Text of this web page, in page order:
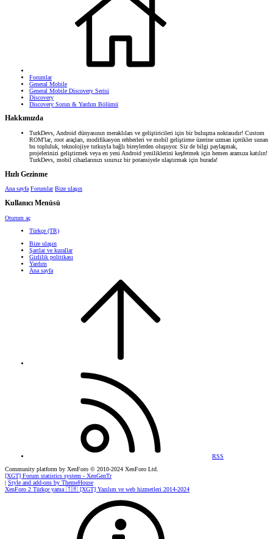
Forumlar
General Mobile
General Mobile Discovery Serisi
Discovery
Discovery Sorun & Yardım Bölümü
Hakkımızda
TurkDevs, Android dünyasının meraklıları ve geliştiricileri için bir buluşma noktasıdır! Custom
ROM'lar, root araçları, modifikasyon rehberleri ve mobil geliştirme üzerine uzman içerikler sunan
bu topluluk, teknolojiye tutkuyla bağlı bireylerden oluşuyor. Siz de bilgi paylaşmak,
projelerinizi geliştirmek veya en yeni Android yeniliklerini keşfetmek için hemen aramıza katılın!
TurkDevs, mobil cihazlarınızı sınırsız bir potansiyele ulaştırmak için burada!
Hızlı Gezinme
Ana sayfa Forumlar Bize ulaşın
Kullanıcı Menüsü
Oturum aç
Türkçe (TR)
Bize ulaşın
Şartlar ve kurallar
Gizlilik politikası
Yardım
Ana sayfa
RSS
Community platform by XenForo © 2010-2024 XenForo Ltd.
[XGT] Forum statistics system - XenGenTr
| Style and add-ons by ThemeHouse
XenForo 2 Türkçe yama 🇹🇷 [XGT] Yazılım ve web hizmetleri 2014-2024